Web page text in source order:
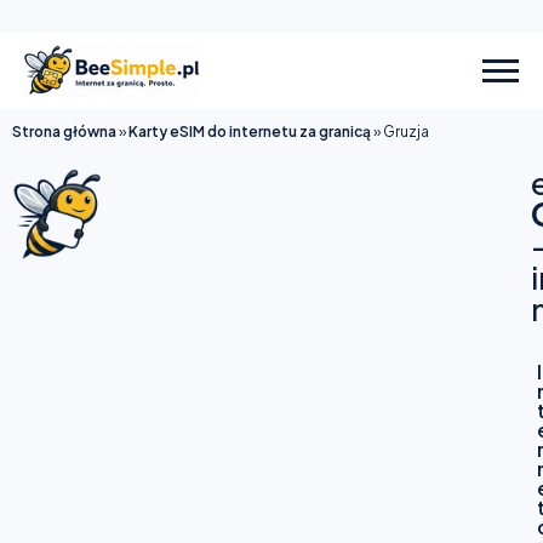
Strona główna»Karty eSIM do internetu za granicą» Gruzja
I
r